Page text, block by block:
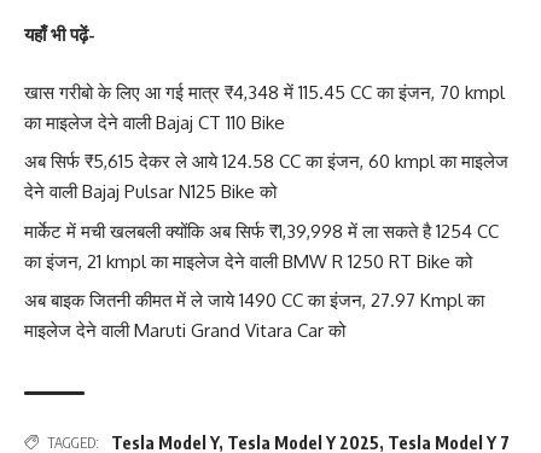
यहाँ भी पढ़ें-
खास गरीबो के लिए आ गई मात्र ₹4,348 में 115.45 CC का इंजन, 70 kmpl
का माइलेज देने वाली Bajaj CT 110 Bike
अब सिर्फ ₹5,615 देकर ले आये 124.58 CC का इंजन, 60 kmpl का माइलेज
देने वाली Bajaj Pulsar N125 Bike को
मार्केट में मची खलबली क्योंकि अब सिर्फ ₹1,39,998 में ला सकते है 1254 CC
का इंजन, 21 kmpl का माइलेज देने वाली BMW R 1250 RT Bike को
अब बाइक जितनी कीमत में ले जाये 1490 CC का इंजन, 27.97 Kmpl का
माइलेज देने वाली Maruti Grand Vitara Car को
TAGGED: Tesla Model Y, Tesla Model Y 2025, Tesla Model Y 7